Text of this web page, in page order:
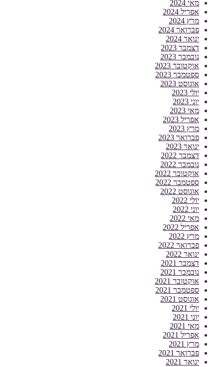
מאי 2024
אפריל 2024
מרץ 2024
פברואר 2024
ינואר 2024
דצמבר 2023
נובמבר 2023
אוקטובר 2023
ספטמבר 2023
אוגוסט 2023
יולי 2023
יוני 2023
מאי 2023
אפריל 2023
מרץ 2023
פברואר 2023
ינואר 2023
דצמבר 2022
נובמבר 2022
אוקטובר 2022
ספטמבר 2022
אוגוסט 2022
יולי 2022
יוני 2022
מאי 2022
אפריל 2022
מרץ 2022
פברואר 2022
ינואר 2022
דצמבר 2021
נובמבר 2021
אוקטובר 2021
ספטמבר 2021
אוגוסט 2021
יולי 2021
יוני 2021
מאי 2021
אפריל 2021
מרץ 2021
פברואר 2021
ינואר 2021